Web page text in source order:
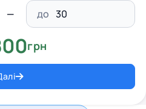
до
грн